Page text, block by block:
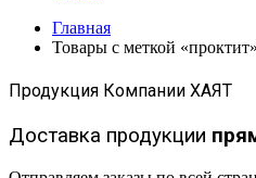
Главная
Товары с меткой «проктит»
Продукция Компании ХАЯТ
Доставка продукции